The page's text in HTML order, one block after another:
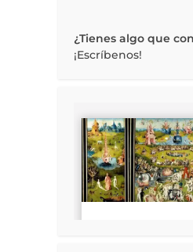
¿Tienes algo que
¡Escríbenos!